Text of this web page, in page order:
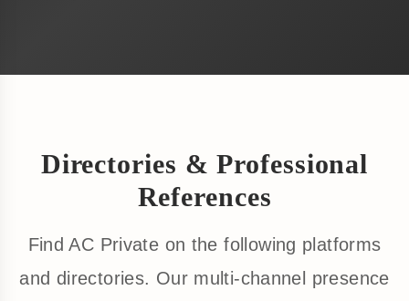
Directories & Professional
References
Find AC Private on the following platforms
and directories. Our multi-channel presence